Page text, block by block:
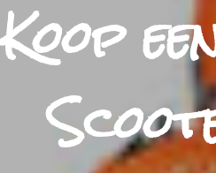
Koop